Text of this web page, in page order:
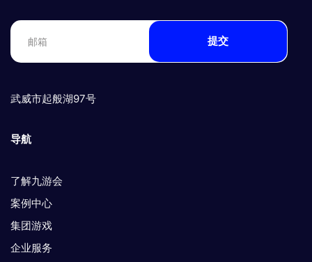
提交
武威市起般湖97号
导航
了解九游会
案例中心
集团游戏
企业服务